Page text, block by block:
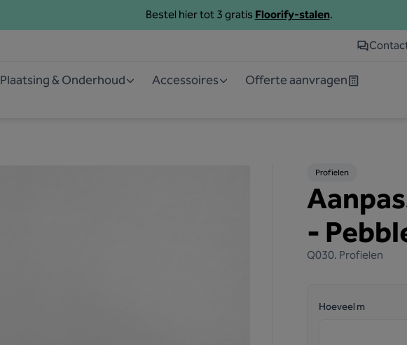
Bestel hier tot 3 gratis Floorify-stalen.
Plaatsing & Onderhoud Accessoires
Offerte aanvragen
Profielen
-
Q030. Profielen
Hoeveel m